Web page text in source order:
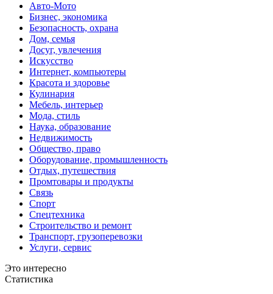
Авто-Мото
Бизнес, экономика
Безопасность, охрана
Дом, семья
Досуг, увлечения
Искусство
Интернет, компьютеры
Красота и здоровье
Кулинария
Мебель, интерьер
Мода, стиль
Наука, образование
Недвижимость
Общество, право
Оборудование, промышленность
Отдых, путешествия
Промтовары и продукты
Связь
Спорт
Спецтехника
Строительство и ремонт
Транспорт, грузоперевозки
Услуги, сервис
Это интересно
Статистика